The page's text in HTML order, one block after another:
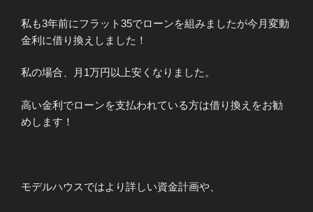
私も3年前にフラット35でローンを組みましたが今月変動
金利に借り換えしました！
私の場合、月1万円以上安くなりました。
高い金利でローンを支払われている方は借り換えをお勧
めします！
モデルハウスではより詳しい資金計画や、